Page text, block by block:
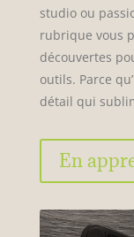
studio ou
rubrique vous
découvertes
outils. Parce
détail qui
En